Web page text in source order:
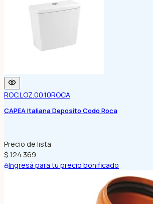
ROC.LOZ.00.10ROCA
CAPEA Italiana Deposito Codo Roca
Precio de lista
$ 124.369
Ingresá para tu precio bonificado